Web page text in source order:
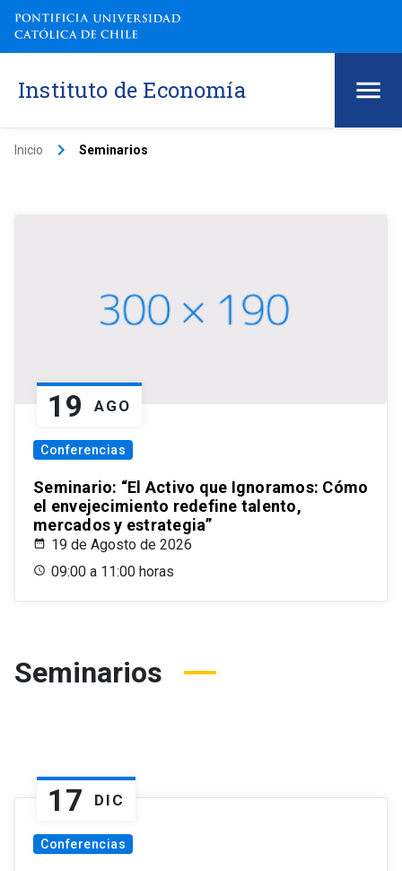
Instituto de Economía
Inicio keyboard_arrow_right Seminarios
19 AGO
Conferencias
Seminario: “El Activo que Ignoramos: Cómo
el envejecimiento redefine talento,
mercados y estrategia”
19 de Agosto de 2026
09:00 a 11:00 horas
Seminarios
17 DIC
Conferencias